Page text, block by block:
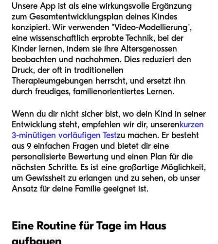
Unsere App ist als eine wirkungsvolle Ergänzung
zum Gesamtentwicklungsplan deines Kindes
konzipiert. Wir verwenden "Video-Modellierung",
eine wissenschaftlich erprobte Technik, bei der
Kinder lernen, indem sie ihre Altersgenossen
beobachten und nachahmen. Dies reduziert den
Druck, der oft in traditionellen
Therapieumgebungen herrscht, und ersetzt ihn
durch freudiges, familienorientiertes Lernen.
Wenn du dir nicht sicher bist, wo dein Kind in seiner
Entwicklung steht, empfehlen wir dir, unserenkurzen
3-minütigen vorläufigen Testzu machen. Er besteht
aus 9 einfachen Fragen und bietet dir eine
personalisierte Bewertung und einen Plan für die
nächsten Schritte. Es ist eine großartige Möglichkeit,
um Gewissheit zu erlangen und zu sehen, ob unser
Ansatz für deine Familie geeignet ist.
Eine Routine für Tage im Haus
aufbauen